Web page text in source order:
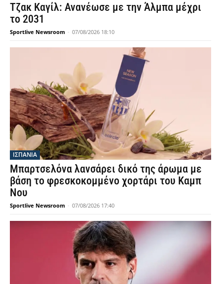
Τζακ Καγίλ: Ανανέωσε με την Άλμπα μέχρι
το 2031
Sportlive Newsroom - 07/08/2026 18:10
ΙΣΠΑΝΙΑ
Μπαρτσελόνα λανσάρει δικό της άρωμα με
βάση το φρεσκοκομμένο χορτάρι του Καμπ
Νου
Sportlive Newsroom - 07/08/2026 17:40